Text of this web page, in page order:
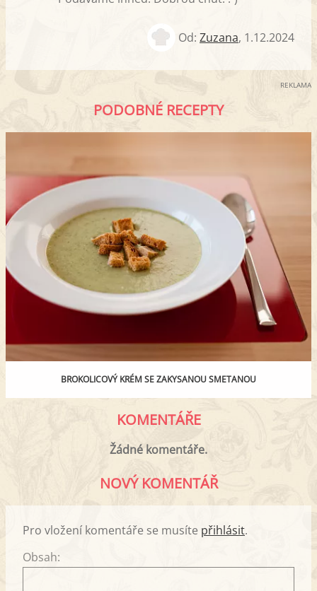
Od: Zuzana, 1.12.2024
REKLAMA
PODOBNÉ RECEPTY
BROKOLICOVÝ KRÉM SE ZAKYSANOU SMETANOU
KOMENTÁŘE
Žádné komentáře.
NOVÝ KOMENTÁŘ
Pro vložení komentáře se musíte přihlásit.
Obsah: